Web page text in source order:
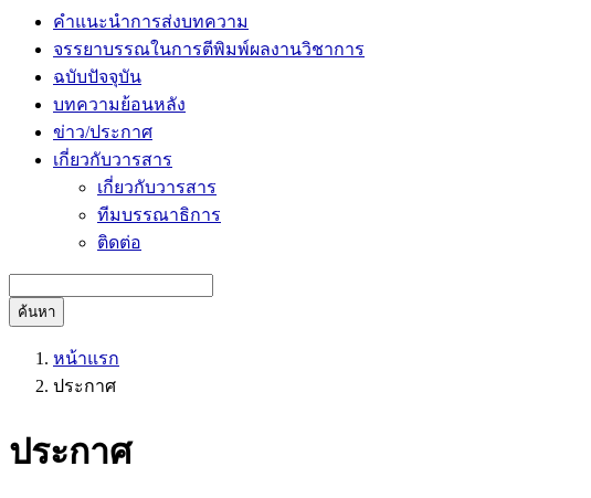
คำแนะนำการส่งบทความ
จรรยาบรรณในการตีพิมพ์ผลงานวิชาการ
ฉบับปัจจุบัน
บทความย้อนหลัง
ข่าว/ประกาศ
เกี่ยวกับวารสาร
เกี่ยวกับวารสาร
ทีมบรรณาธิการ
ติดต่อ
ค้นหา
หน้าแรก
ประกาศ
ประกาศ